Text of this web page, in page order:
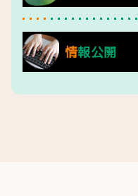
情報公開